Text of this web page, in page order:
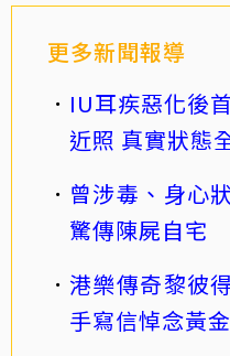
更多新聞報導
IU耳疾惡化後
近照 真實狀態
曾涉毒、身心
驚傳陳屍自宅
港樂傳奇黎彼
手寫信悼念黃